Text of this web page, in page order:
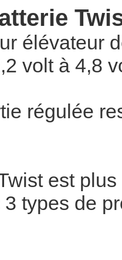
élévateur
volt à 4,8
régulée
est plus
3 types de